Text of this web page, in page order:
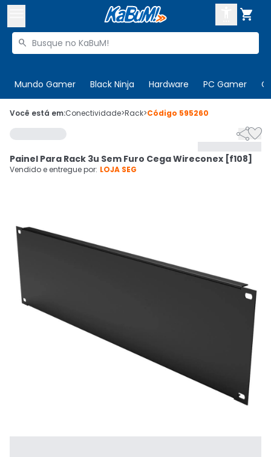

Buscar produtos

Mundo Gamer Black Ninja Hardware PC Gamer
 Olá. Acesse sua conta
 Departamentos
Cupons
CADASTRE-SE
Você está em:Conectividade>Rack>Código 595260

Painel Para Rack 3u Sem Furo Cega Wireconex [f108]
Vendido e entregue por: LOJA SEG